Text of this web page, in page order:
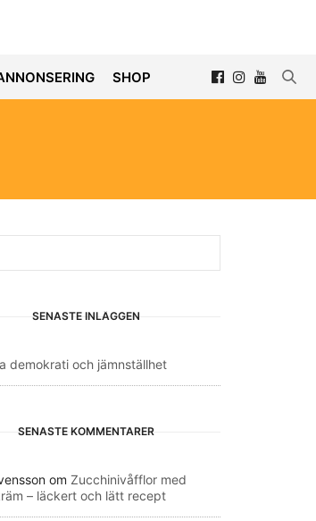
SHOP
SENASTE INLÄGGEN
demokrati och jämnställhet
SENASTE KOMMENTARER
om Zucchinivåfflor med
– läckert och lätt recept